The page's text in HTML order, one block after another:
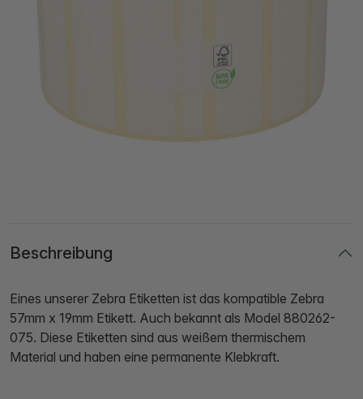
Beschreibung
Eines unserer Zebra Etiketten ist das kompatible Zebra
57mm x 19mm Etikett. Auch bekannt als Model 880262-
075. Diese Etiketten sind aus weißem thermischem
Material und haben eine permanente Klebkraft.